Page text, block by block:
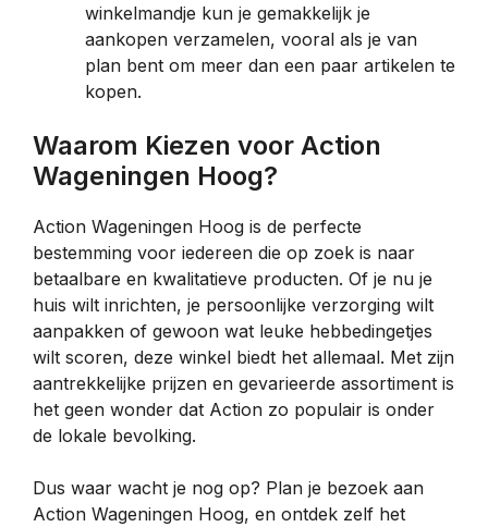
winkelmandje kun je gemakkelijk je
aankopen verzamelen, vooral als je van
plan bent om meer dan een paar artikelen te
kopen.
Waarom Kiezen voor Action
Wageningen Hoog?
Action Wageningen Hoog is de perfecte
bestemming voor iedereen die op zoek is naar
betaalbare en kwalitatieve producten. Of je nu je
huis wilt inrichten, je persoonlijke verzorging wilt
aanpakken of gewoon wat leuke hebbedingetjes
wilt scoren, deze winkel biedt het allemaal. Met zijn
aantrekkelijke prijzen en gevarieerde assortiment is
het geen wonder dat Action zo populair is onder
de lokale bevolking.
Dus waar wacht je nog op? Plan je bezoek aan
Action Wageningen Hoog, en ontdek zelf het